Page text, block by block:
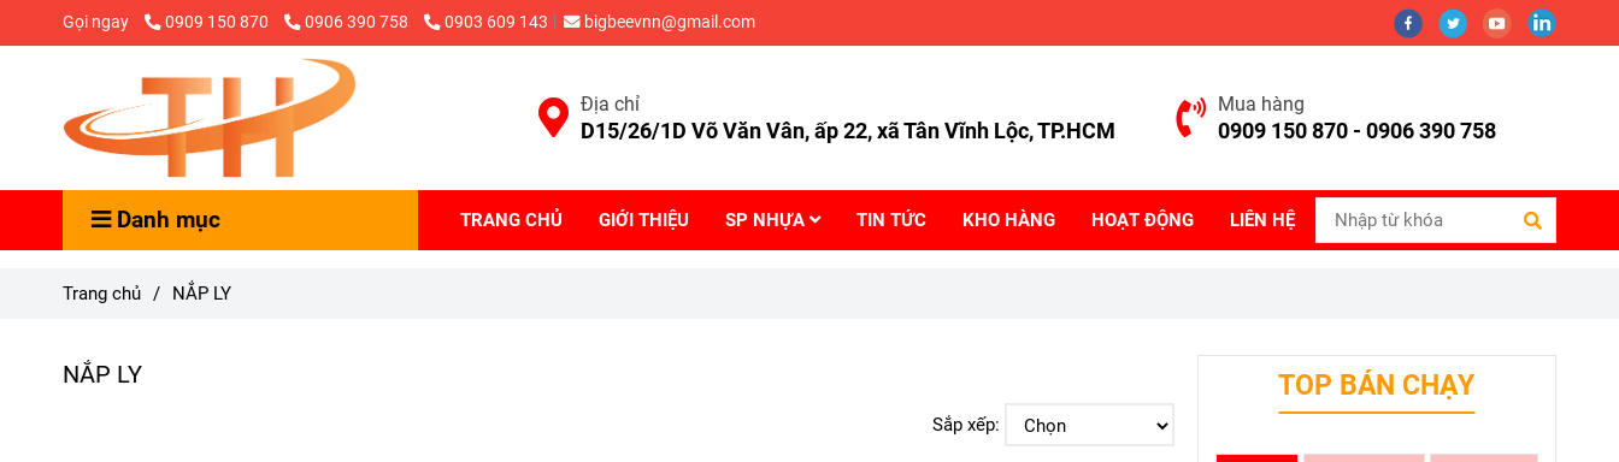
Gọi ngay 0909 150 870 0906 390 758 0903 609 143 bigbeevnn@gmail.com
Địa chỉ
D15/26/1D Võ Văn Vân, ấp 22, xã Tân Vĩnh Lộc, TP.HCM
Mua hàng
0909 150 870 - 0906 390 758
Danh mục TRANG CHỦ GIỚI THIỆU SP NHỰA TIN TỨC KHO HÀNG HOẠT ĐỘNG LIÊN HỆ
Trang chủ / NẮP LY
NẮP LY
Sắp xếp:
TOP BÁN CHẠY